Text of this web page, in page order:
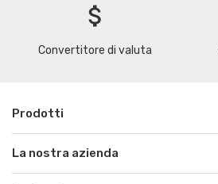
attach_money
Convertitore di valuta
Prodotti
La nostra azienda